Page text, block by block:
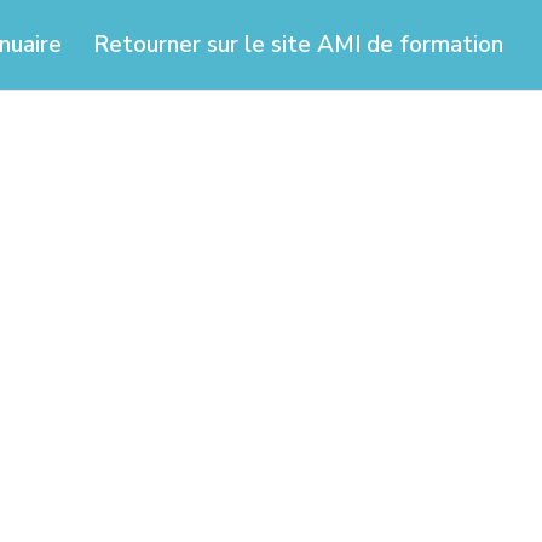
Retourner sur le site AMI de formation